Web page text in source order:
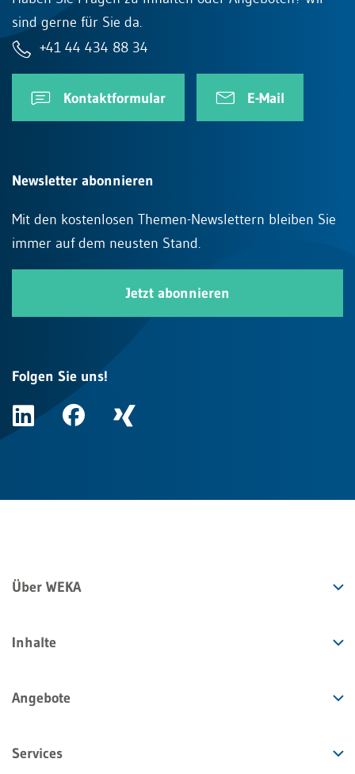
sind gerne für Sie da.
+41 44 434 88 34
Kontaktformular E-Mail
Newsletter abonnieren
Mit den kostenlosen Themen-Newslettern bleiben Sie
immer auf dem neusten Stand.
Jetzt abonnieren
Folgen Sie uns!
Über WEKA
Inhalte
Angebote
Services